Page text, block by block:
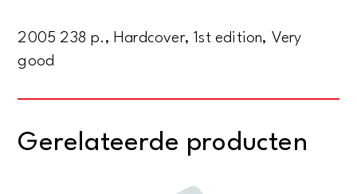
is
aantal
2005 238 p., Hardcover, 1st edition, Very
good
Gerelateerde producten